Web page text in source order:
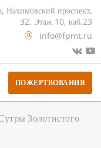
Нахимовский проспект,
32. Этаж 10, каб.23
info@fpmt.ru
ПОЖЕРТВОВАНИЯ
Золотистого